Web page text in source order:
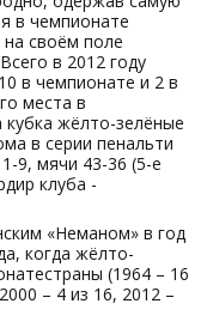
в чемпионате
своём поле
в 2012 году
в чемпионате и 2 в
места в
жёлто-зелёные
в серии пенальти
9, мячи 43-36 (5-е
клуба -
«Неманом» в год
когда жёлто-
(1964 – 16
– 4 из 16, 2012 –